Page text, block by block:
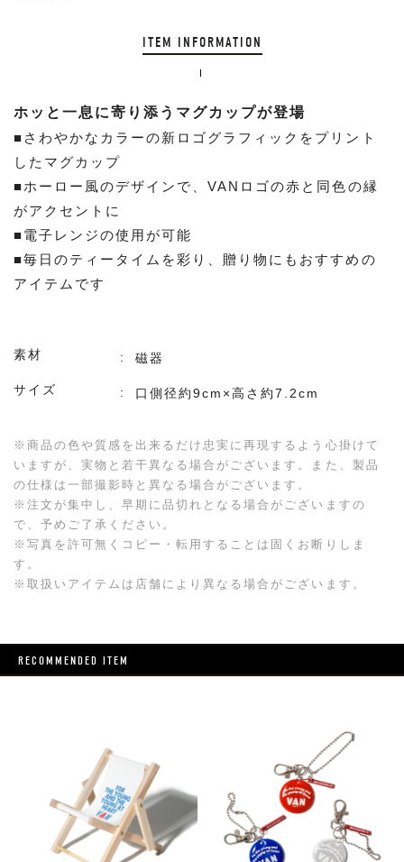
ITEM INFORMATION
ホッと一息に寄り添うマグカップが登場
■さわやかなカラーの新ロゴグラフィックをプリント
したマグカップ
■ホーロー風のデザインで、VANロゴの赤と同色の縁
がアクセントに
■電子レンジの使用が可能
■毎日のティータイムを彩り、贈り物にもおすすめの
アイテムです
素材 磁器
サイズ 口側径約9cm×高さ約7.2cm
※商品の色や質感を出来るだけ忠実に再現するよう心掛けて
いますが、実物と若干異なる場合がございます。また、製品
の仕様は一部撮影時と異なる場合がございます。
※注文が集中し、早期に品切れとなる場合がございますの
で、予めご了承ください。
※写真を許可無くコピー・転用することは固くお断りしま
す。
※取扱いアイテムは店舗により異なる場合がございます。
RECOMMENDED ITEM